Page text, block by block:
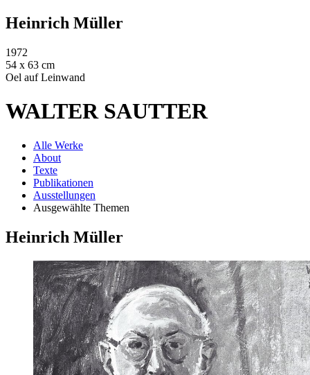
Heinrich Müller
1972
54 x 63 cm
Oel auf Leinwand
WALTER SAUTTER
Alle Werke
About
Texte
Publikationen
Ausstellungen
Ausgewählte Themen
Heinrich Müller